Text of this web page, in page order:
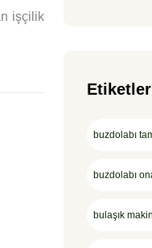
işçilik
Etiketler
buzdolabı
buzdolabı
bulaşık